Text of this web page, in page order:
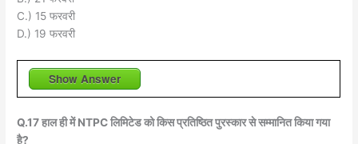
C.) 15 फरवरी
D.) 19 फरवरी
Show Answer
Q.17 हाल ही में NTPC लिमिटेड को किस प्रतिष्ठित पुरस्कार से सम्मानित किया गया
है?